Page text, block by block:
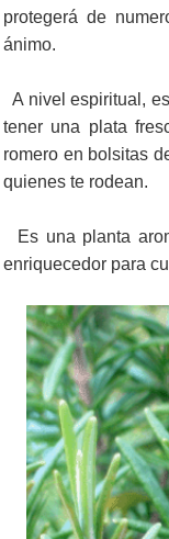
protegerá de
ánimo.
A nivel espiritual,
tener una plata
romero en bolsitas
quienes te rodean.
Es una planta
enriquecedor para